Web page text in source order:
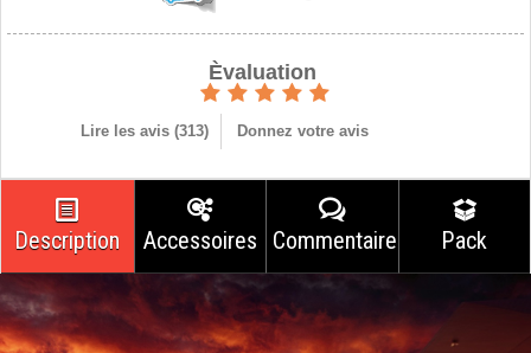
Èvaluation
Lire les avis (313) Donnez votre avis
Description Accessoires Commentaires Pack